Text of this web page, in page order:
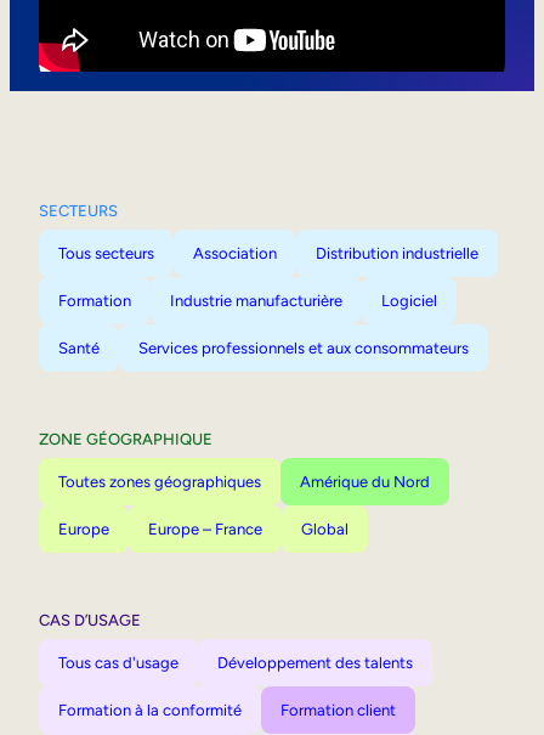
SECTEURS
Tous secteurs Association Distribution industrielle
Formation Industrie manufacturière Logiciel
Santé Services professionnels et aux consommateurs
ZONE GÉOGRAPHIQUE
Toutes zones géographiques Amérique du Nord
Europe Europe – France Global
CAS D’USAGE
Tous cas d'usage Développement des talents
Formation à la conformité Formation client